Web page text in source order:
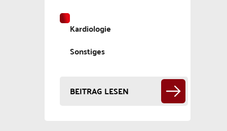
Kardiologie
Sonstiges
BEITRAG LESEN